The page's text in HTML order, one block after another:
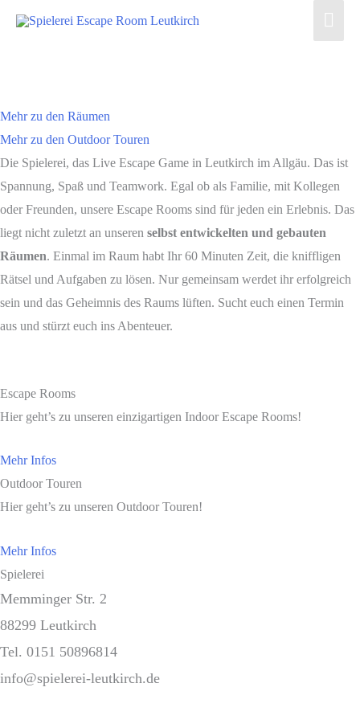
Mehr zu den Räumen
Mehr zu den Outdoor Touren
Die Spielerei, das Live Escape Game in Leutkirch im Allgäu. Das ist
Spannung, Spaß und Teamwork. Egal ob als Familie, mit Kollegen
oder Freunden, unsere Escape Rooms sind für jeden ein Erlebnis. Das
liegt nicht zuletzt an unseren selbst entwickelten und gebauten
Räumen. Einmal im Raum habt Ihr 60 Minuten Zeit, die kniffligen
Rätsel und Aufgaben zu lösen. Nur gemeinsam werdet ihr erfolgreich
sein und das Geheimnis des Raums lüften. Sucht euch einen Termin
aus und stürzt euch ins Abenteuer.
Escape Rooms
Hier geht’s zu unseren einzigartigen Indoor Escape Rooms!
Mehr Infos
Outdoor Touren
Hier geht’s zu unseren Outdoor Touren!
Mehr Infos
Spielerei
Memminger Str. 2
88299 Leutkirch
Tel. 0151 50896814
info@spielerei-leutkirch.de